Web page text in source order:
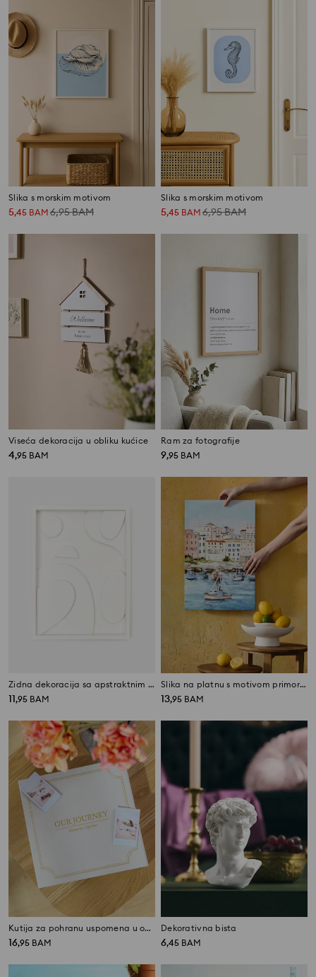
Slika s morskim motivom
5,45 BAM 6,95BAM
Slika s morskim motivom
5,45 BAM 6,95BAM
Viseća dekoracija u obliku kućice
4,95 BAM
Ram za fotografije
9,95 BAM
Zidna dekoracija sa apstraktnim uzorkom
11,95 BAM
Slika na platnu s motivom primorskog gradića
13,95 BAM
Kutija za pohranu uspomena u obliku knjige
16,95 BAM
Dekorativna bista
6,45 BAM